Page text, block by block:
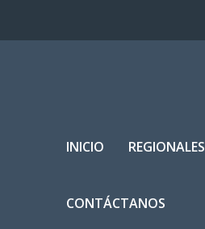
INICIO REGIONALES
CONTÁCTANOS